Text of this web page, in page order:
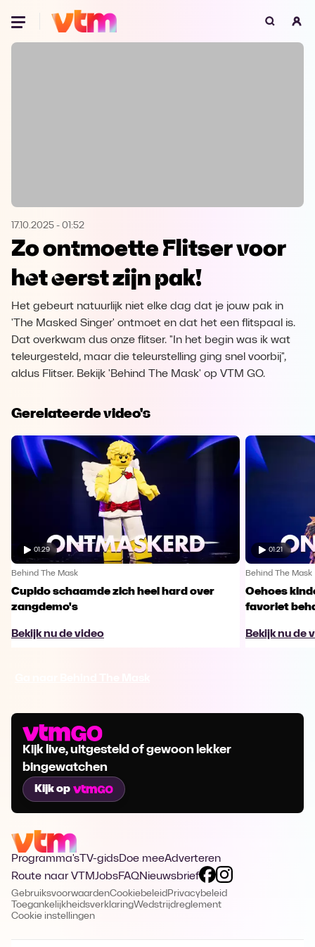
Oeps, browser niet ondersteund
Microsoft Edge Download
Opera
17.10.2025 - 01:52
Zo ontmoette Flitser voor
het eerst zijn pak!
Het gebeurt natuurlijk niet elke dag dat je jouw pak in
'The Masked Singer' ontmoet en dat het een flitspaal is.
Dat overkwam dus onze flitser. "In het begin was ik wat
teleurgesteld, maar die teleurstelling ging snel voorbij",
aldus Flitser. Bekijk 'Behind The Mask' op VTM GO.
Gerelateerde video's
01:29
Behind The Mask
Cupido schaamde zich heel hard over
zangdemo's
Bekijk nu de video
01:21
Behind The Mask
Oehoes
favoriet
Bekijk nu de
Kijk live, uitgesteld of gewoon lekker
bingewatchen
Kijk op
Programma's TV-gidsDoe meeAdverteren
Route naar VTMJobsFAQNieuwsbrief
GebruiksvoorwaardenCookiebeleid Privacybeleid
ToegankelijkheidsverklaringWedstrijdreglement
Cookie instellingen